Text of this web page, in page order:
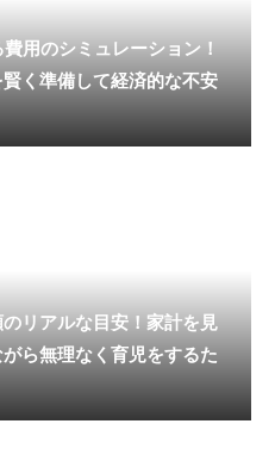
用のシミュレーション！
く準備して経済的な不安
リアルな目安！家計を見
ら無理なく育児をするた